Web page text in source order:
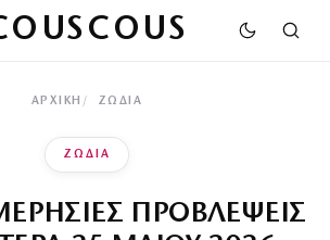
ΑΡΧΙΚΉ ΖΩΔΙΑ
ΖΩΔΙΑ
ΠΡΟΒΛΕΨΕΙΣ